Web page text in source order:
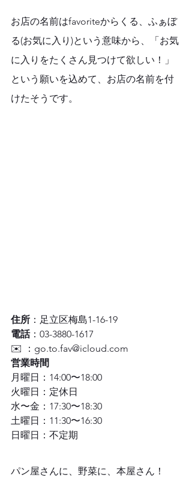
お店の名前はfavoriteからくる、ふぁぼ
る(お気に入り)という意味から、「お気
に入りをたくさん見つけて欲しい！」
という願いを込めて、お店の名前を付
けたそうです。
住所 ：足立区梅島1-16-19
電話：03-3880-1617
✉️ ：go.to.fav@icloud.com
営業時間
月曜日：14:00〜18:00
火曜日：定休日
水〜金：17:30〜18:30
土曜日：11:30〜16:30
日曜日：不定期
パン屋さんに、野菜に、本屋さん！